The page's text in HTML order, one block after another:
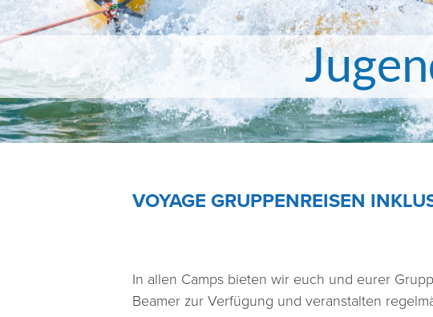
VOYAGE GRUPPENREISEN
In allen Camps bieten wir euch und eurer
Beamer zur Verfügung und veranstalten